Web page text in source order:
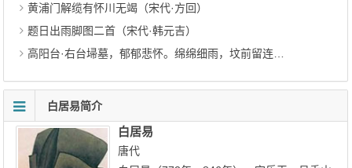
黄浦门解缆有怀川无竭（宋代·方回）
题日出雨脚图二首（宋代·韩元吉）
高阳台·右台埽墓，郁郁悲怀。绵绵细雨，坟前留连久坐，不禁泪下（清代·许禧身）
白居易简介
白居易
唐代